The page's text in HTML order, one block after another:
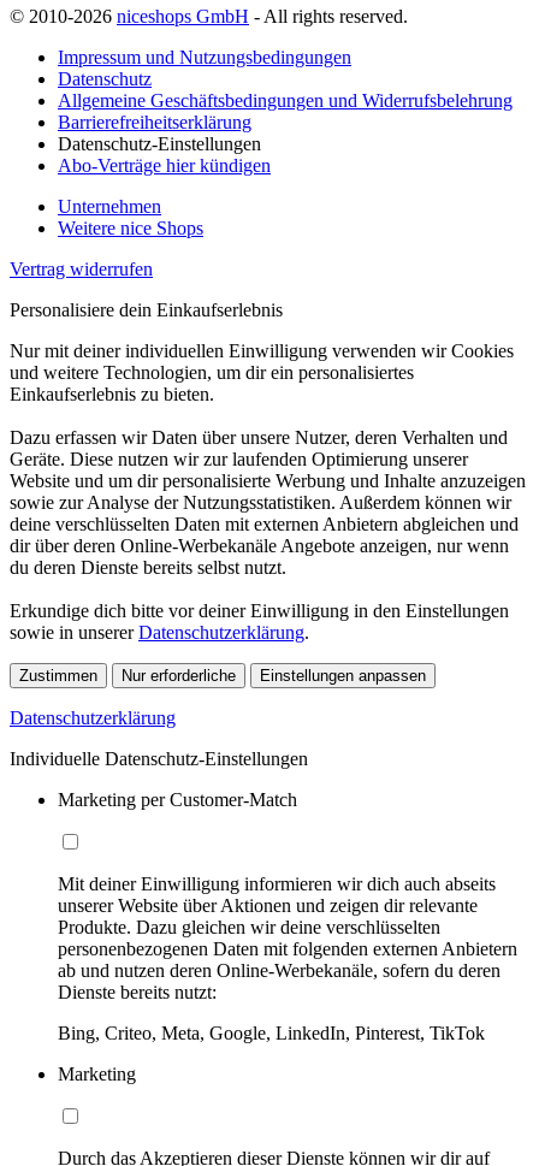
© 2010-2026 niceshops GmbH - All rights reserved.
Impressum und Nutzungsbedingungen
Datenschutz
Allgemeine Geschäftsbedingungen und Widerrufsbelehrung
Barrierefreiheitserklärung
Datenschutz-Einstellungen
Abo-Verträge hier kündigen
Unternehmen
Weitere nice Shops
Vertrag widerrufen
Personalisiere dein Einkaufserlebnis
Nur mit deiner individuellen Einwilligung verwenden wir Cookies
und weitere Technologien, um dir ein personalisiertes
Einkaufserlebnis zu bieten.
Dazu erfassen wir Daten über unsere Nutzer, deren Verhalten und
Geräte. Diese nutzen wir zur laufenden Optimierung unserer
Website und um dir personalisierte Werbung und Inhalte anzuzeigen
sowie zur Analyse der Nutzungsstatistiken. Außerdem können wir
deine verschlüsselten Daten mit externen Anbietern abgleichen und
dir über deren Online-Werbekanäle Angebote anzeigen, nur wenn
du deren Dienste bereits selbst nutzt.
Erkundige dich bitte vor deiner Einwilligung in den Einstellungen
sowie in unsererDatenschutzerklärung.
Zustimmen Nur erforderliche Einstellungen anpassen
Datenschutzerklärung
Individuelle Datenschutz-Einstellungen
Marketing per Customer-Match
Mit deiner Einwilligung informieren wir dich auch abseits
unserer Website über Aktionen und zeigen dir relevante
Produkte. Dazu gleichen wir deine verschlüsselten
personenbezogenen Daten mit folgenden externen Anbietern
ab und nutzen deren Online-Werbekanäle, sofern du deren
Dienste bereits nutzt:
Bing, Criteo, Meta, Google, LinkedIn, Pinterest, TikTok
Marketing
Durch das Akzeptieren dieser Dienste können wir dir auf